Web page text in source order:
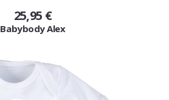
25,95 €
Babybody Alex